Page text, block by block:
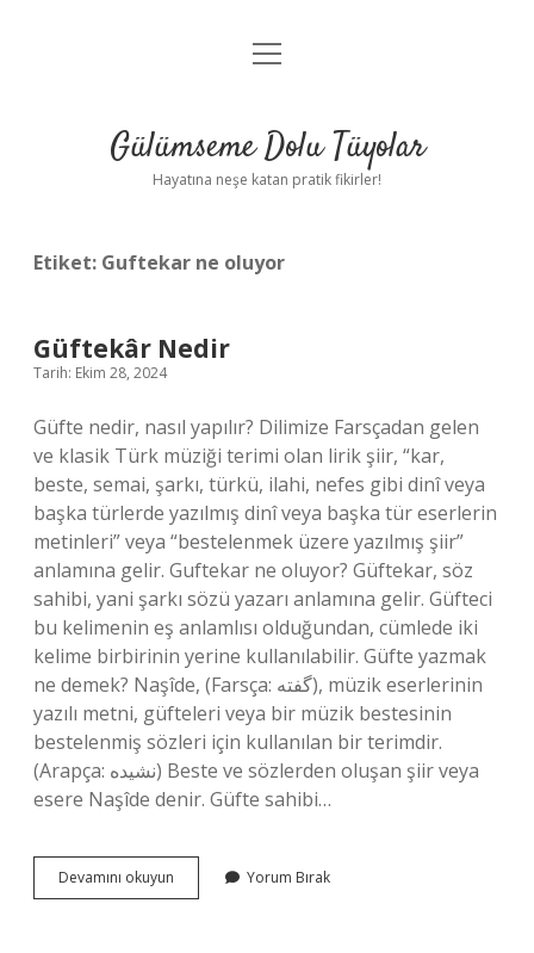
Anasayfa
Yasal Uyarı
menüyü
Gülümseme Dolu Tüyolar
Hayatına neşe katan pratik fikirler!
Etiket: Guftekar ne oluyor
Güftekâr Nedir
Tarih: Ekim 28, 2024
Güfte nedir, nasıl yapılır? Dilimize Farsçadan gelen
ve klasik Türk müziği terimi olan lirik şiir, “kar,
beste, semai, şarkı, türkü, ilahi, nefes gibi dinî veya
başka türlerde yazılmış dinî veya başka tür eserlerin
metinleri” veya “bestelenmek üzere yazılmış şiir”
anlamına gelir. Guftekar ne oluyor? Güftekar, söz
sahibi, yani şarkı sözü yazarı anlamına gelir. Güfteci
bu kelimenin eş anlamlısı olduğundan, cümlede iki
kelime birbirinin yerine kullanılabilir. Güfte yazmak
ne demek? Naşîde, (Farsça: گفته), müzik eserlerinin
yazılı metni, güfteleri veya bir müzik bestesinin
bestelenmiş sözleri için kullanılan bir terimdir.
(Arapça: نشيده) Beste ve sözlerden oluşan şiir veya
esere Naşîde denir. Güfte sahibi…
Devamını okuyun Güftekâr
Nedir
Yorum Bırak